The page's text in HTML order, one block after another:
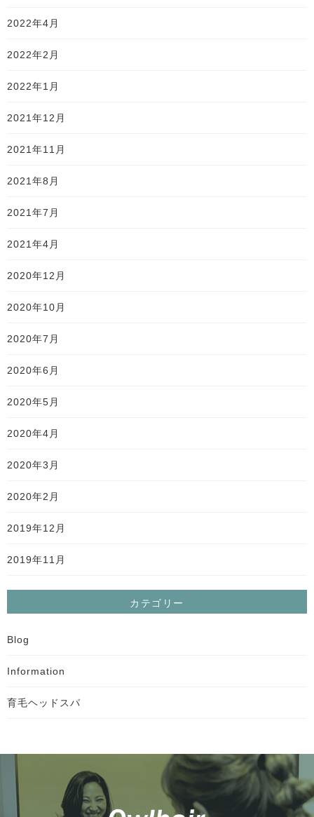
2022年4月
2022年2月
2022年1月
2021年12月
2021年11月
2021年8月
2021年7月
2021年4月
2020年12月
2020年10月
2020年7月
2020年6月
2020年5月
2020年4月
2020年3月
2020年2月
2019年12月
2019年11月
カテゴリー
Blog
Information
育毛ヘッドスパ